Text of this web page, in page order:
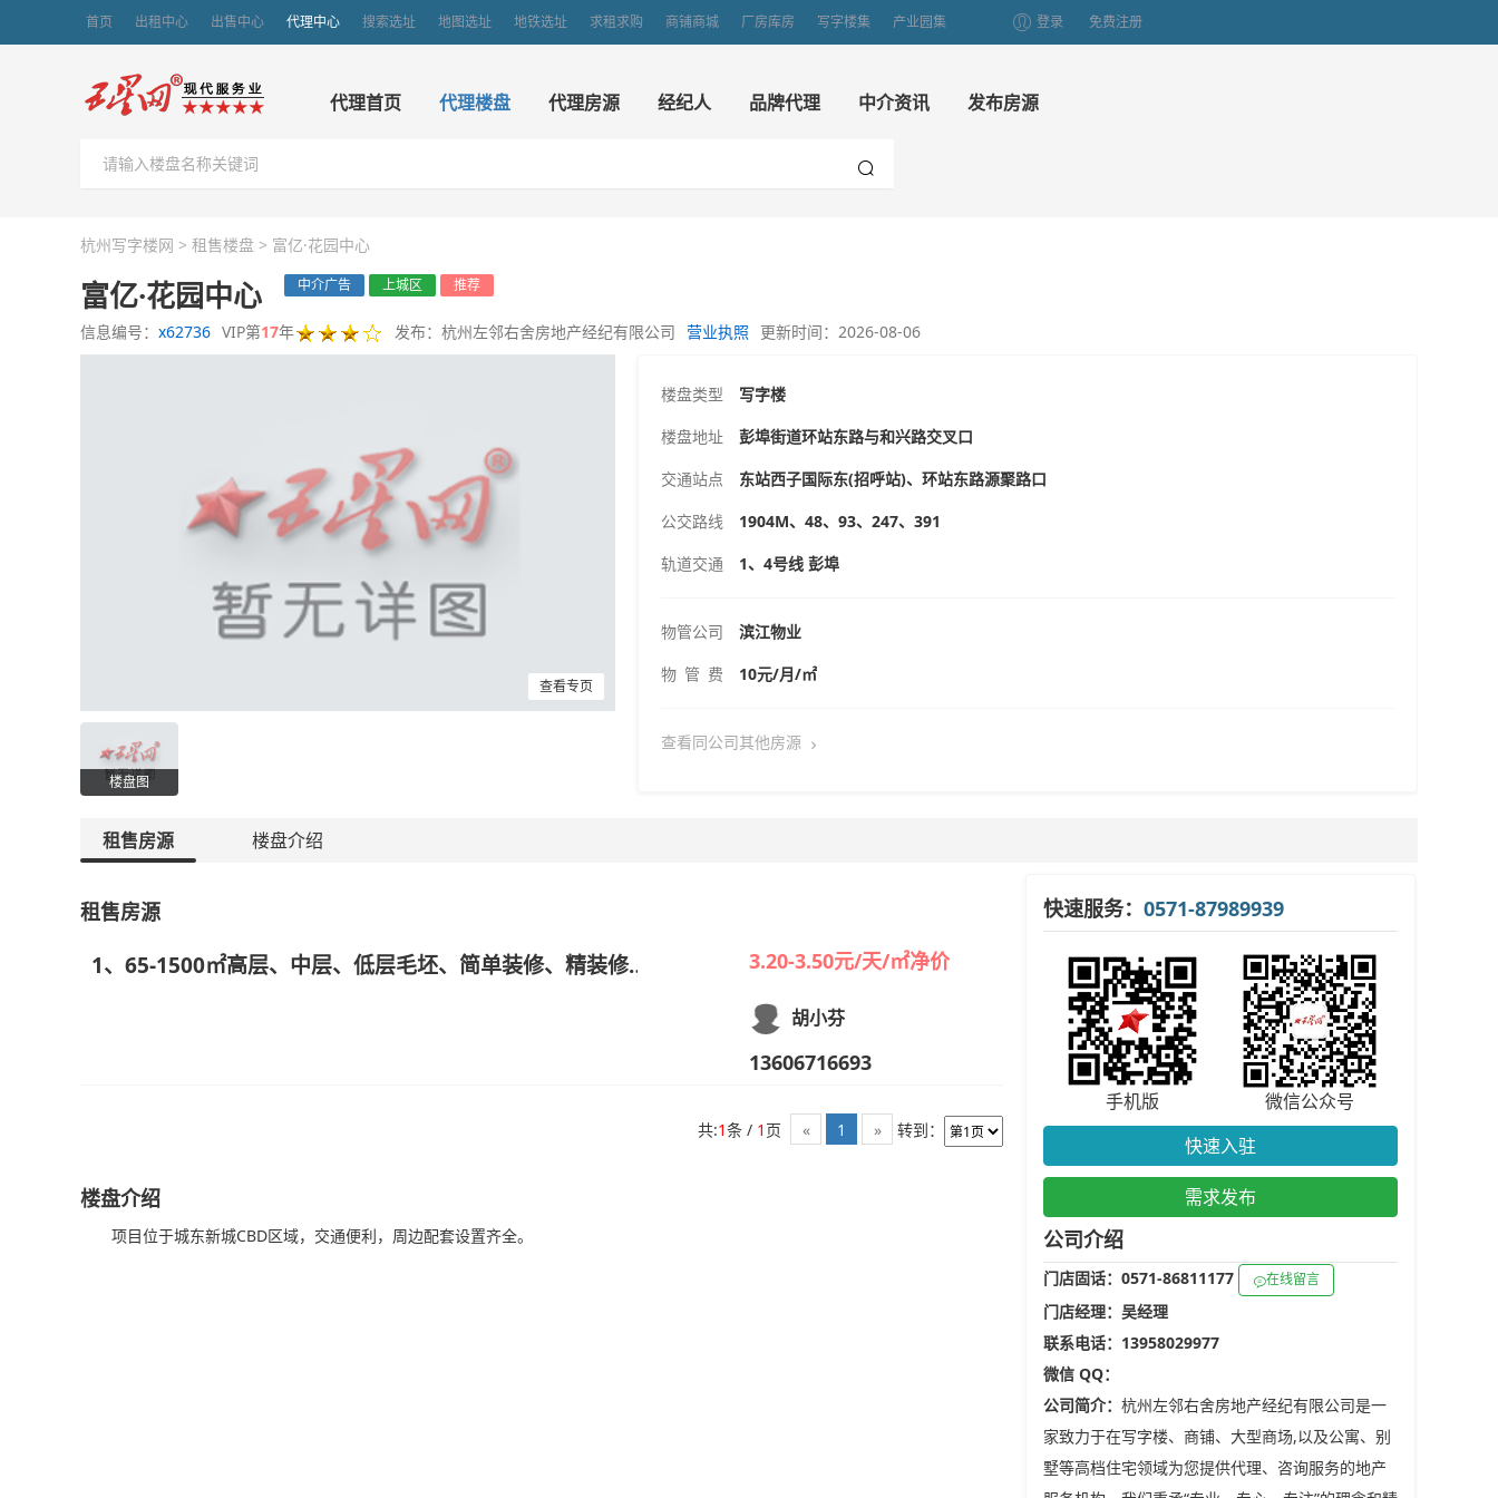
首页 出租中心 出售中心 代理中心 搜索选址 地图选址 地铁选址 求租求购 商铺商城 厂房库房 写字楼集 产业园集 登录 免费注册
代理首页 代理楼盘 代理房源 经纪人 品牌代理 中介资讯 发布房源
杭州写字楼网 > 租售楼盘 > 富亿·花园中心
富亿·花园中心 中介广告 上城区 推荐
信息编号： x62736 VIP第17年 发布：杭州左邻右舍房地产经纪有限公司 营业执照 更新时间：2026-08-06
查看专页
楼盘图
楼盘类型
写字楼
楼盘地址
彭埠街道环站东路与和兴路交叉口
交通站点
东站西子国际东(招呼站)、环站东路源聚路口
公交路线
1904M、48、93、247、391
轨道交通
1、4号线 彭埠
物管公司
滨江物业
物 管 费
10元/月/㎡
查看同公司其他房源
租售房源 楼盘介绍
租售房源
1、65-1500㎡高层、中层、低层毛坯、简单装修、精装修 3.20-3.50元/天/㎡净价
胡小芬
13606716693
共:1条 / 1 页 « 1 » 转到：
楼盘介绍
项目位于城东新城CBD区域，交通便利，周边配套设置齐全。
快速服务： 0571-87989939
手机版
微信公众号
快速入驻
需求发布
公司介绍
门店固话：0571-86811177 在线留言
门店经理：吴经理
联系电话：13958029977
微信 QQ：
公司简介： 杭州左邻右舍房地产经纪有限公司是一
家致力于在写字楼、商铺、大型商场,以及公寓、别
墅等高档住宅领域为您提供代理、咨询服务的地产